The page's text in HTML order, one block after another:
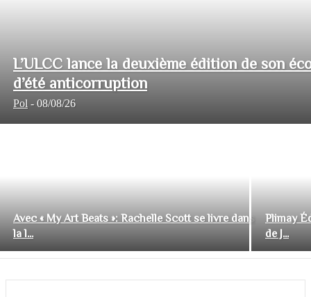
L’ULCC lance la deuxième édition de son
d’été anticorruption
Pol - 08/08/26
Avec « My Art Beats »: Rachelle Scott se livre dans
la l...
Plimay
de J...